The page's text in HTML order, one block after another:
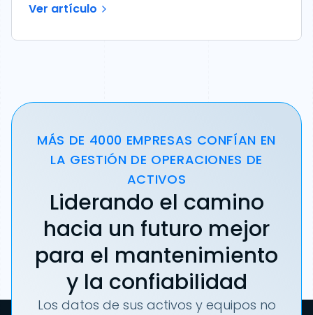
Ver artículo
MÁS DE 4000 EMPRESAS CONFÍAN EN
LA GESTIÓN DE OPERACIONES DE
ACTIVOS
Liderando el camino
hacia un futuro mejor
para el mantenimiento
y la confiabilidad
Los datos de sus activos y equipos no